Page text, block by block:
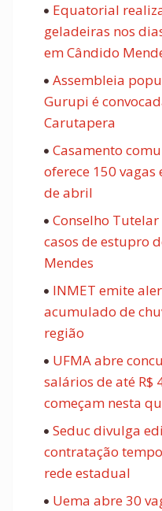
Equatorial
geladeiras nos
em Cândido
Assembleia
Gurupi é
Carutapera
Casamento
oferece 150 vagas
de abril
Conselho
casos de estupro
Mendes
INMET emite
acumulado de
região
UFMA abre
salários de até R$
começam nesta
Seduc divulga
contratação
rede estadual
Uema abre 30